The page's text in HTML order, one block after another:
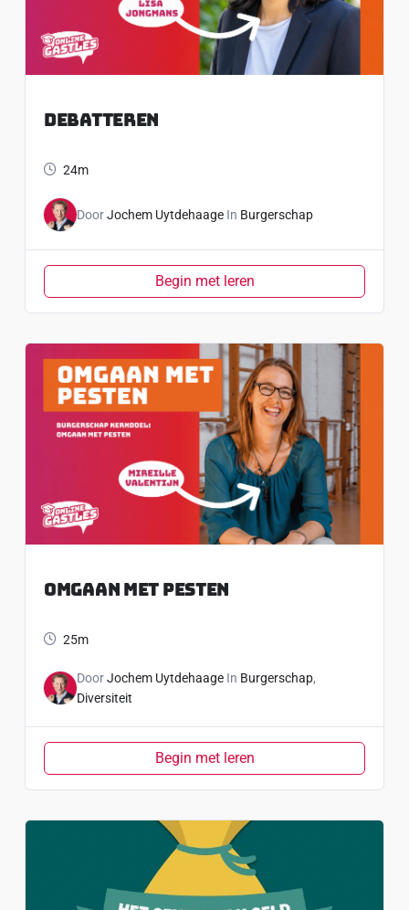
Debatteren
24m
DoorJochem UytdehaageIn Burgerschap
Begin met leren
Omgaan Met Pesten
25m
DoorJochem UytdehaageIn Burgerschap,
Diversiteit
Begin met leren